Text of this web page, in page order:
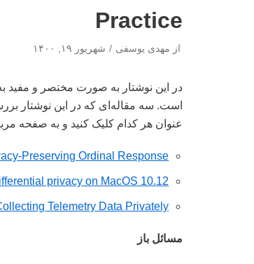
Practice
از مهدی یوسفی شهریور ۱۹, ۱۴۰۰
در این نوشتار به صورت مختصر و
است. سه مقاله‌ای که در این نوشتار
عنوان هر کدام کلیک کنید و به صفحه
Preserving Ordinal Response
privacy on MacOS 10.12
Telemetry Data Privately
مسائل باز